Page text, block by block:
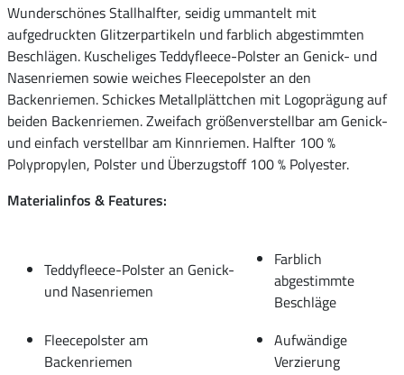
Wunderschönes Stallhalfter, seidig ummantelt mit
aufgedruckten Glitzerpartikeln und farblich abgestimmten
Beschlägen. Kuscheliges Teddyfleece-Polster an Genick- und
Nasenriemen sowie weiches Fleecepolster an den
Backenriemen. Schickes Metallplättchen mit Logoprägung auf
beiden Backenriemen. Zweifach größenverstellbar am Genick-
und einfach verstellbar am Kinnriemen. Halfter 100 %
Polypropylen, Polster und Überzugstoff 100 % Polyester.
Materialinfos & Features:
Teddyfleece-Polster an Genick-
und Nasenriemen
Farblich
abgestimmte
Beschläge
Fleecepolster am
Backenriemen
Aufwändige
Verzierung